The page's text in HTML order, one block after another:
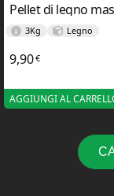
Pellet di legno
3Kg Legno
9,90€
AGGIUNGI AL